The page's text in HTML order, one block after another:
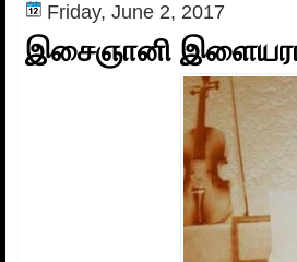
Friday, June 2, 2017
இசைஞானி